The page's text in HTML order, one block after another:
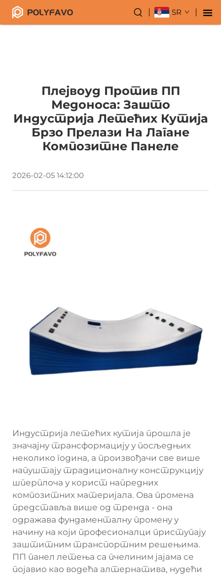
SR
Плејвоуд Против ПП
Медоноса: Зашто
Индустрија Летећих Кутија
Брзо Прелази На Лагане
Композитне Панеле
2026-02-05 14:12:00
Индустрија летећих кутија прошла је
значајну трансформацију у посљедњих
неколико година, а произвођачи све више
напуштају традиционалну конструкцију
шперплоча у корист напредних
композитних материјала. Ова промена
представља више од тренда - она
одражава фундаменталну промену у
начину на који професионалци приступају
заштитним транспортним решењима.
ПП панел летења са пчелиним јајама се
појавио као водећа алтернатива, нудећи